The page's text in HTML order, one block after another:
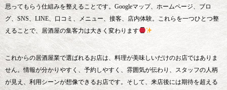
思ってもらう仕組みを整えることです。Googleマップ、ホームページ、ブロ
グ、SNS、LINE、口コミ、メニュー、接客、店内体験。これらを一つひとつ整
えることで、居酒屋の集客力は大きく変わります
これからの居酒屋業で選ばれるお店は、料理が美味しいだけのお店ではありま
せん。情報が分かりやすく、予約しやすく、雰囲気が伝わり、スタッフの人柄
が見え、利用シーンが想像できるお店です。そして、来店後には期待を超える